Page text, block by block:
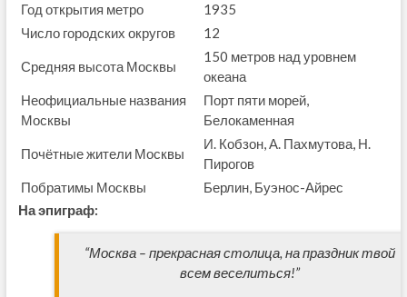
Год открытия метро
1935
Число городских округов
12
Средняя высота Москвы
150 метров над уровнем
океана
Неофициальные названия
Москвы
Порт пяти морей,
Белокаменная
Почётные жители Москвы
И. Кобзон, А. Пахмутова, Н.
Пирогов
Побратимы Москвы
Берлин, Буэнос-Айрес
На эпиграф:
“Москва – прекрасная столица, на праздник твой
всем веселиться!”